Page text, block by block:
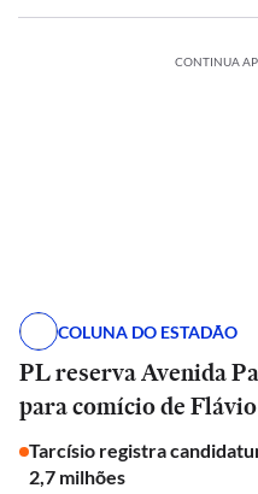
CONTINUA
COLUNA DO ESTADÃO
PL reserva Avenida
para comício de
Tarcísio registra
2,7 milhões